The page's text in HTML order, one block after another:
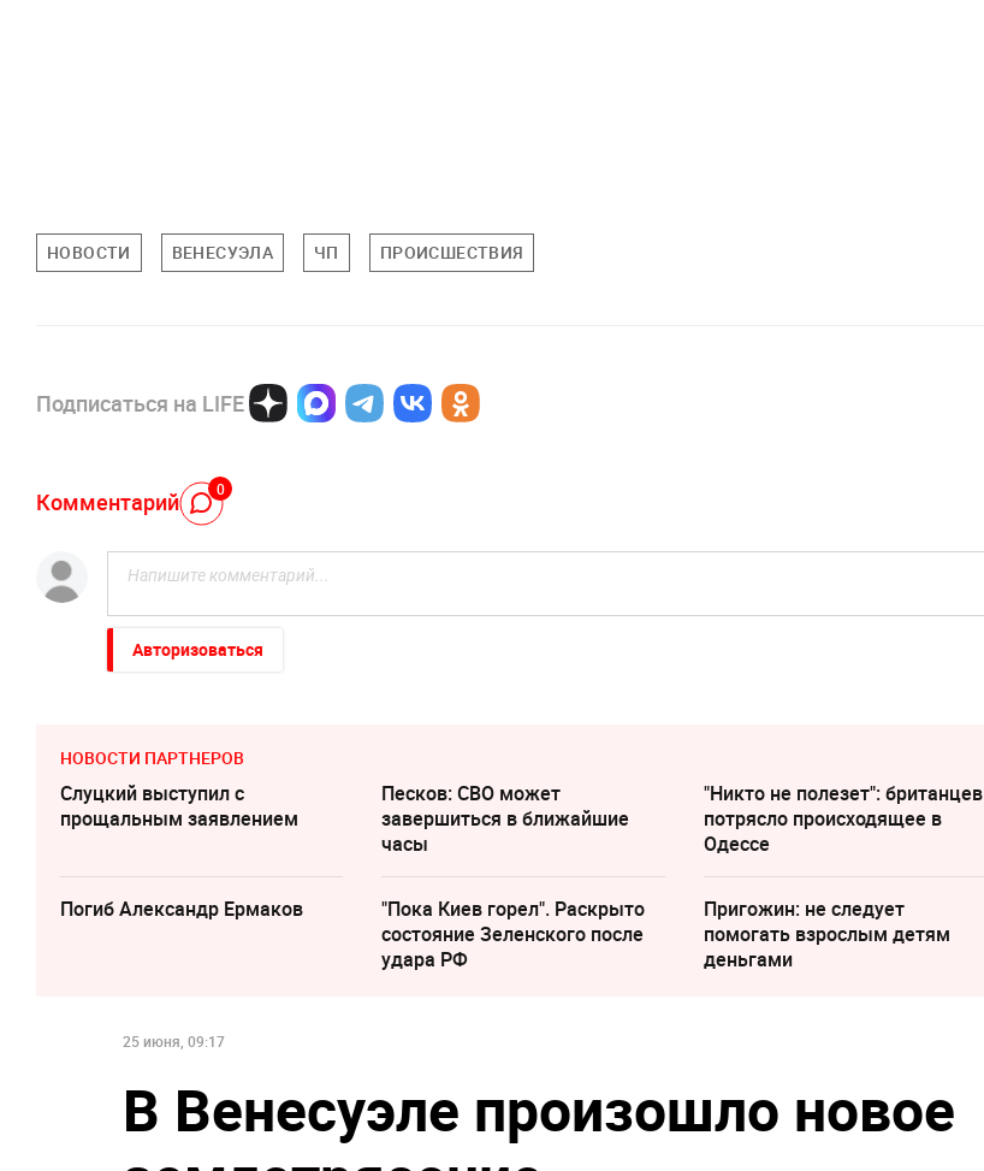
НОВОСТИ ВЕНЕСУЭЛА ЧП ПРОИСШЕСТВИЯ
Подписаться на LIFE
Комментарий 0
Авторизоваться
НОВОСТИ ПАРТНЕРОВ
Слуцкий выступил с
прощальным заявлением
Песков: СВО может
завершиться в ближайшие
часы
"Никто не полезет": британцев
потрясло происходящее в
Одессе
Погиб Александр Ермаков
"Пока Киев горел". Раскрыто
состояние Зеленского после
удара РФ
Пригожин: не следует
помогать взрослым детям
деньгами
25 июня, 09:17
В Венесуэле произошло новое